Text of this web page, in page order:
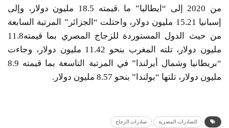
من 2020 إلى “ايطاليا” ما .قيمته 18.5 مليون دولار، وإلى
إسبانيا 15.21 مليون دولار، واحتلت “الجزائر” المرتبة السابعة
من حيث الدول المستوردة للزجاج المصري بما قيمته11.8
مليون دولار، تلته المغرب بنحو 11.42 مليون دولار، وجاءت
“بريطانيا وشمال أيرلندا” في المرتبة التاسعة بما قيمته 8.9
مليون دولار، تلتها “بولندا” بنحو 8.57 مليون دولار.
الصادرات المصرية صادرات الزجاج